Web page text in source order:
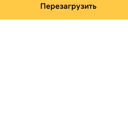
Перезагрузить